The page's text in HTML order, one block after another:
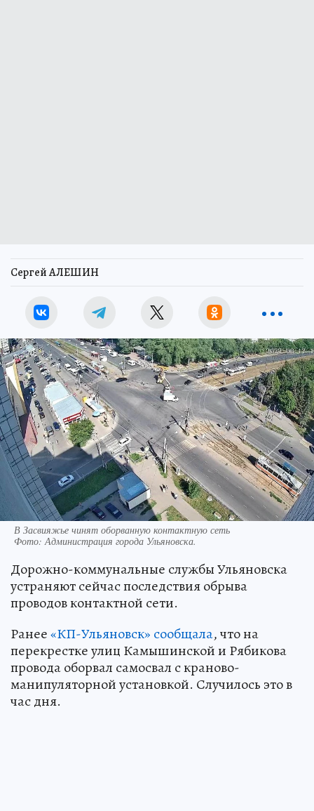
Сергей АЛЕШИН
В Засвияжье чинят оборванную контактную сеть
Фото:Администрация города Ульяновска.
Дорожно-коммунальные службы Ульяновска
устраняют сейчас последствия обрыва
проводов контактной сети.
Ранее«КП-Ульяновск» сообщала, что на
перекрестке улиц Камышинской и Рябикова
провода оборвал самосвал с краново-
манипуляторной установкой. Случилось это в
час дня.